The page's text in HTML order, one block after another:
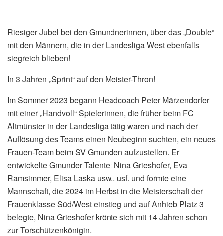
Riesiger Jubel bei den Gmundnerinnen, über das „Double“
mit den Männern, die in der Landesliga West ebenfalls
siegreich blieben!
In 3 Jahren „Sprint“ auf den Meister-Thron!
Im Sommer 2023 begann Headcoach Peter Märzendorfer
mit einer „Handvoll“ Spielerinnen, die früher beim FC
Altmünster in der Landesliga tätig waren und nach der
Auflösung des Teams einen Neubeginn suchten, ein neues
Frauen-Team beim SV Gmunden aufzustellen. Er
entwickelte Gmunder Talente: Nina Grieshofer, Eva
Ramsimmer, Elisa Laska usw.. usf. und formte eine
Mannschaft, die 2024 im Herbst in die Meisterschaft der
Frauenklasse Süd/West einstieg und auf Anhieb Platz 3
belegte, Nina Grieshofer krönte sich mit 14 Jahren schon
zur Torschützenkönigin.